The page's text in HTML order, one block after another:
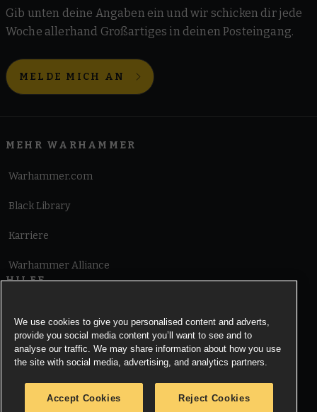
Gib unten deine Angaben ein und wir schicken dir jede
Woche allerhand Großartiges in deinen Posteingang.
MELDE MICH AN
MEHR WARHAMMER
Warhammer.com
Black Library
Karriere
Warhammer Alliance
HILFE
Informationen zu Cookies
We use cookies to give you personalised content and adverts,
provide you social media content you’ll want to see and to
analyse our traffic. We may share information about how you use
the site with social media, advertising, and analytics partners.
Accept Cookies Reject Cookies